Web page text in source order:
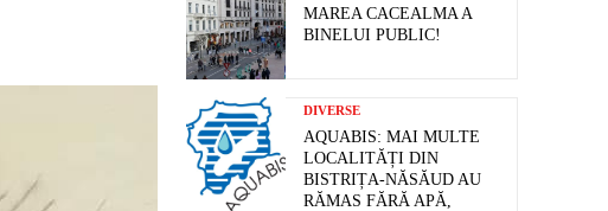
MAREA CACEALMA A
BINELUI PUBLIC!
DIVERSE
AQUABIS: MAI MULTE
LOCALITĂȚI DIN
BISTRIȚA-NĂSĂUD AU
RĂMAS FĂRĂ APĂ,